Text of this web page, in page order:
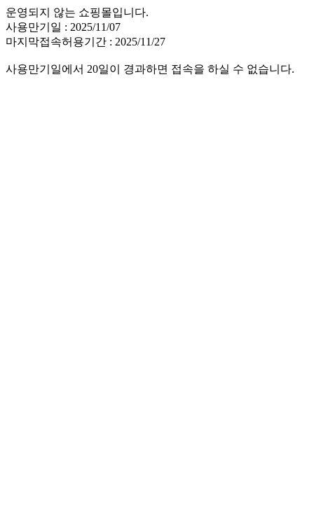
운영되지 않는 쇼핑몰입니다.
사용만기일 : 2025/11/07
마지막접속허용기간 : 2025/11/27
사용만기일에서 20일이 경과하면 접속을 하실 수 없습니다.